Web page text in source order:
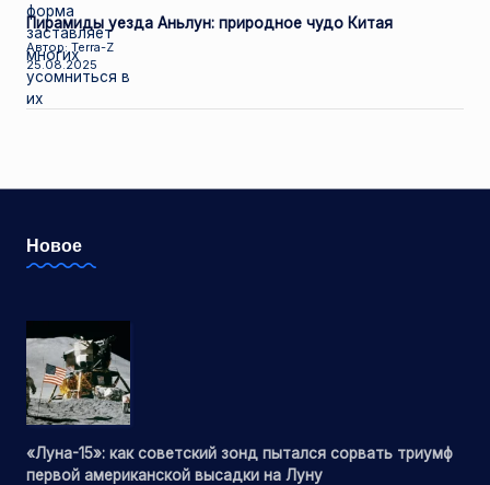
Пирамиды уезда Аньлун: природное чудо Китая
Автор: Terra-Z
25.08.2025
Новое
«Луна-15»: как советский зонд пытался сорвать триумф
первой американской высадки на Луну